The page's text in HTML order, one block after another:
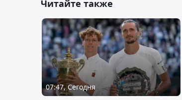
Читайте также
07:47, Сегодня